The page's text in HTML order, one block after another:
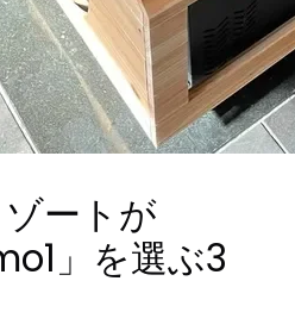
ートが
」を選ぶ3